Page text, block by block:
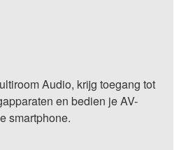
Audio, krijg toegang tot
en bedien je AV-
smartphone.